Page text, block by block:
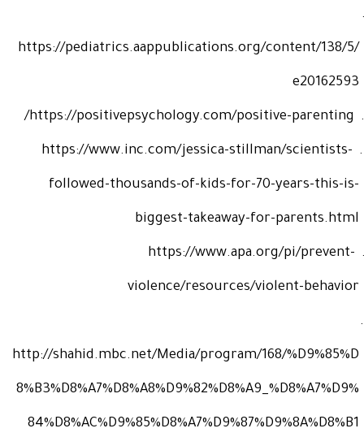
https://pediatrics.aappublications.org/content/138/5/
e20162593
https://positivepsychology.com/positive-parenting
/
https://www.inc.com/jessica-stillman/scientists-
followed-thousands-of-kids-for-70-years-this-is-
biggest-takeaway-for-parents.html
https://www.apa.org/pi/prevent-
violence/resources/violent-behavior
http://shahid.mbc.net/Media/program/168/%D9%85%D
8%B3%D8%A7%D8%A8%D9%82%D8%A9_%D8%A7%D9%
84%D8%AC%D9%85%D8%A7%D9%87%D9%8A%D8%B1